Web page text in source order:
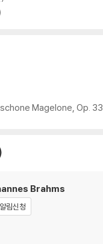
Magelone, Op. 33
Brahms
림신청